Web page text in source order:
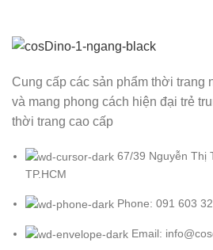
Cung cấp các sản phẩm thời trang
và mang phong cách hiện đại trẻ
thời trang cao cấp
67/39 Nguyễn Thị
TP.HCM
Phone: 091 603
Email: